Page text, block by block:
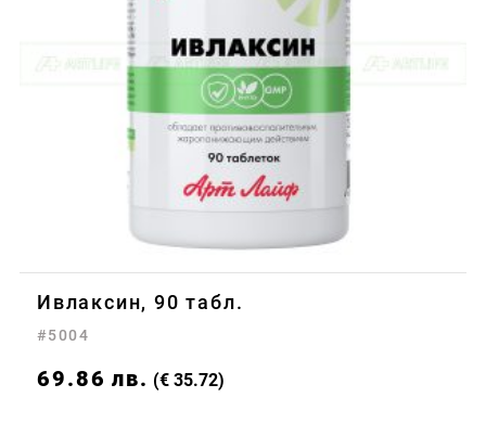
Ивлаксин, 90 табл.
#5004
69.86 лв. (€ 35.72)